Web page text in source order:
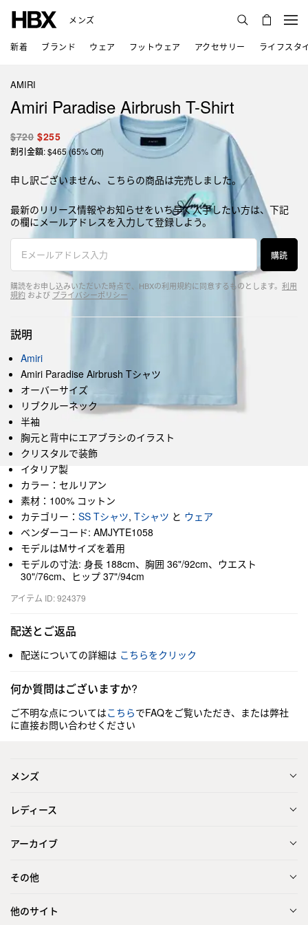
メンズ
新着 ブランド ウェア フットウェア アクセサリー ライフスタ
AMIRI
Amiri Paradise Airbrush T-Shirt
$720 $255
割引金額: $465 (65% Off)
申し訳ございません、こちらの商品は完売しました。
最新のリリース情報やお知らせをいち早く入手したい方は、下記
の欄にメールアドレスを入力して登録しよう。
購読
購読をお申し込みいただいた時点で、HBXの利用規約に同意するものとします。 利用
規約 および プライバシーポリシー
説明
Amiri
Amiri Paradise Airbrush Tシャツ
オーバーサイズ
リブクルーネック
半袖
胸元と背中にエアブラシのイラスト
クリスタルで装飾
イタリア製
カラー：セルリアン
素材：100% コットン
カテゴリー： SS Tシャツ, Tシャツ と ウェア
ベンダーコード: AMJYTE1058
モデルはMサイズを着用
モデルの寸法: 身長 188cm、胸囲 36"/92cm、ウエスト
30"/76cm、ヒップ 37"/94cm
アイテム ID: 924379
配送とご返品
配送についての詳細は こちらをクリック
何か質問はございますか?
ご不明な点についてはこちらでFAQをご覧いただき、または弊社
に直接お問い合わせください
メンズ
レディース
アーカイブ
その他
他のサイト